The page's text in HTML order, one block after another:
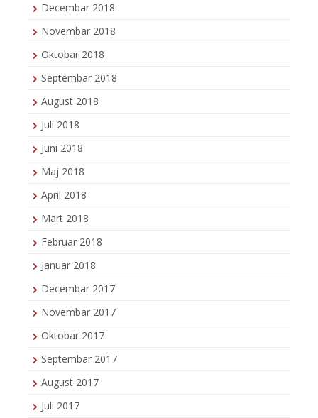
Decembar 2018
Novembar 2018
Oktobar 2018
Septembar 2018
August 2018
Juli 2018
Juni 2018
Maj 2018
April 2018
Mart 2018
Februar 2018
Januar 2018
Decembar 2017
Novembar 2017
Oktobar 2017
Septembar 2017
August 2017
Juli 2017